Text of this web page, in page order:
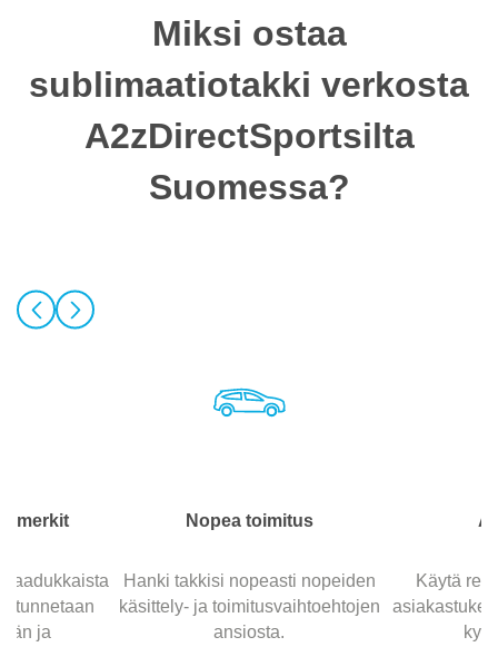
Miksi ostaa
sublimaatiotakki verkosta
A2zDirectSportsilta
Suomessa?
laadukkaista
tunnetaan
ja
Nopea toimitus
Hanki takkisi nopeasti nopeiden
käsittely- ja toimitusvaihtoehtojen
ansiosta.
Käytä